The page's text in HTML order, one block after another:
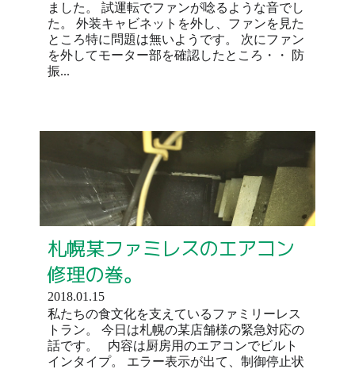
ました。 試運転でファンが唸るような音でし
た。 外装キャビネットを外し、ファンを見た
ところ特に問題は無いようです。 次にファン
を外してモーター部を確認したところ・・ 防
振...
札幌某ファミレスのエアコン
修理の巻。
2018.01.15
私たちの食文化を支えているファミリーレス
トラン。 今日は札幌の某店舗様の緊急対応の
話です。 内容は厨房用のエアコンでビルト
インタイプ。 エラー表示が出て、制御停止状